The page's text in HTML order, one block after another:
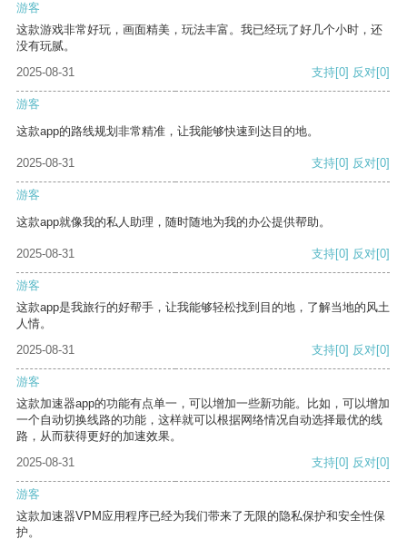
游客
这款游戏非常好玩，画面精美，玩法丰富。我已经玩了好几个小时，还
没有玩腻。
2025-08-31
支持[0] 反对[0]
游客
这款app的路线规划非常精准，让我能够快速到达目的地。
2025-08-31 支持[0] 反对[0]
游客
这款app就像我的私人助理，随时随地为我的办公提供帮助。
2025-08-31 支持[0] 反对[0]
游客
这款app是我旅行的好帮手，让我能够轻松找到目的地，了解当地的风土
人情。
2025-08-31
支持[0] 反对[0]
游客
这款加速器app的功能有点单一，可以增加一些新功能。比如，可以增加
一个自动切换线路的功能，这样就可以根据网络情况自动选择最优的线
路，从而获得更好的加速效果。
2025-08-31
支持[0] 反对[0]
游客
这款加速器VPM应用程序已经为我们带来了无限的隐私保护和安全性保
护。